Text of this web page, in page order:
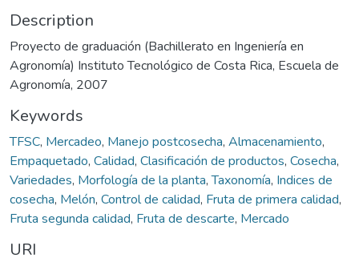
Description
Proyecto de graduación (Bachillerato en Ingeniería en
Agronomía) Instituto Tecnológico de Costa Rica, Escuela de
Agronomía, 2007
Keywords
TFSC, Mercadeo, Manejo postcosecha, Almacenamiento,
Empaquetado, Calidad, Clasificación de productos, Cosecha,
Variedades, Morfología de la planta,Taxonomía, Indices de
cosecha, Melón, Control de calidad, Fruta de primera calidad,
Fruta segunda calidad, Fruta de descarte, Mercado
URI